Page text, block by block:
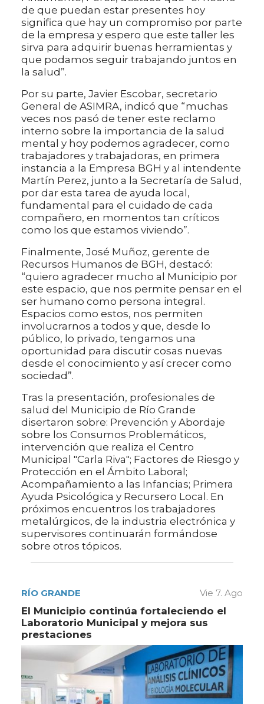
de que puedan estar presentes hoy
significa que hay un compromiso por parte
de la empresa y espero que este taller les
sirva para adquirir buenas herramientas y
que podamos seguir trabajando juntos en
la salud”.
Por su parte, Javier Escobar, secretario
General de ASIMRA, indicó que “muchas
veces nos pasó de tener este reclamo
interno sobre la importancia de la salud
mental y hoy podemos agradecer, como
trabajadores y trabajadoras, en primera
instancia a la Empresa BGH y al intendente
Martín Perez, junto a la Secretaría de Salud,
por dar esta tarea de ayuda local,
fundamental para el cuidado de cada
compañero, en momentos tan críticos
como los que estamos viviendo”.
Finalmente, José Muñoz, gerente de
Recursos Humanos de BGH, destacó:
“quiero agradecer mucho al Municipio por
este espacio, que nos permite pensar en el
ser humano como persona integral.
Espacios como estos, nos permiten
involucrarnos a todos y que, desde lo
público, lo privado, tengamos una
oportunidad para discutir cosas nuevas
desde el conocimiento y así crecer como
sociedad”.
Tras la presentación, profesionales de
salud del Municipio de Río Grande
disertaron sobre: Prevención y Abordaje
sobre los Consumos Problemáticos,
intervención que realiza el Centro
Municipal "Carla Riva"; Factores de Riesgo y
Protección en el Ámbito Laboral;
Acompañamiento a las Infancias; Primera
Ayuda Psicológica y Recursero Local. En
próximos encuentros los trabajadores
metalúrgicos, de la industria electrónica y
supervisores continuarán formándose
sobre otros tópicos.
RÍO GRANDE Vie 7. Ago
El Municipio continúa fortaleciendo el
Laboratorio Municipal y mejora sus
prestaciones